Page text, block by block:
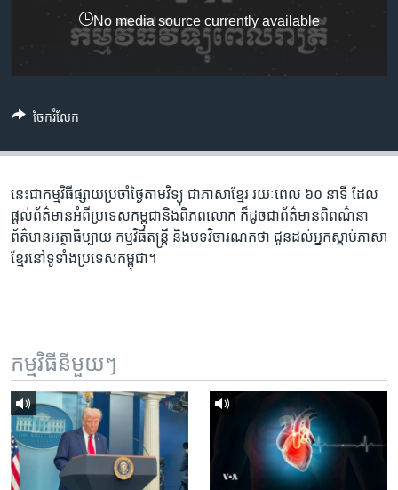
រំលង​
ចូល​
កាន់​
ទំព័រ​
ស្វែង​
រក
វិទ្យុ / ផតខាសថ៍
បណ្តាញ​សង្គម
ភាសា
No media source currently available
ចែករំលែក
នេះ​ជា​កម្ម​វិធី​ផ្សាយ​ប្រចាំ​ថ្ងៃ​តាម​វិទ្យុ ​ជាភាសា​ខ្មែរ​ រយៈ​ពេល​ ៦០​ នាទី ដែល​
ផ្តល់​ព័ត៌មាន​អំពី​ប្រទេស​កម្ពុជា​និង​ពិភព​លោក ​ក៏ដូច​ជា​ព័ត៌មាន​ពិពណ៌នា
ព័ត៌មាន​អត្ថាធិប្បាយ​ កម្ម​វិធី​តន្ត្រី ​និង​បទ​វិចារណកថា​ ជូន​ដល់​អ្នក​ស្តាប់​ភាសា​
ខ្មែរ​នៅ​ទូទាំង​ប្រទេស​កម្ពុជា។
កម្មវិធី​នីមួយៗ